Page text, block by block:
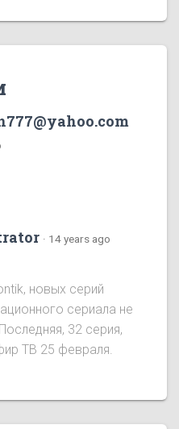
· 14 years ago
новых серий
сериала не
32 серия,
ТВ 25 февраля.